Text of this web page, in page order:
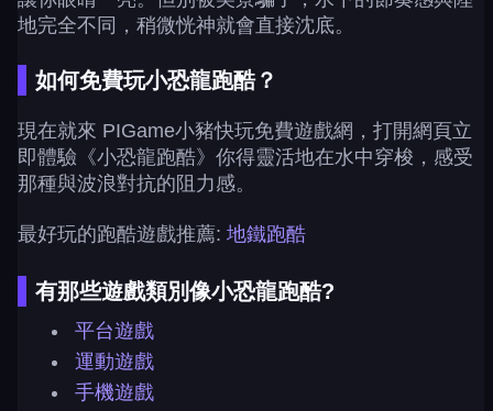
地完全不同，稍微恍神就會直接沈底。
如何免費玩小恐龍跑酷？
現在就來 PIGame小豬快玩免費遊戲網，打開網頁立
即體驗《小恐龍跑酷》你得靈活地在水中穿梭，感受
那種與波浪對抗的阻力感。
最好玩的跑酷遊戲推薦: 地鐵跑酷
有那些遊戲類別像小恐龍跑酷?
平台遊戲
運動遊戲
手機遊戲